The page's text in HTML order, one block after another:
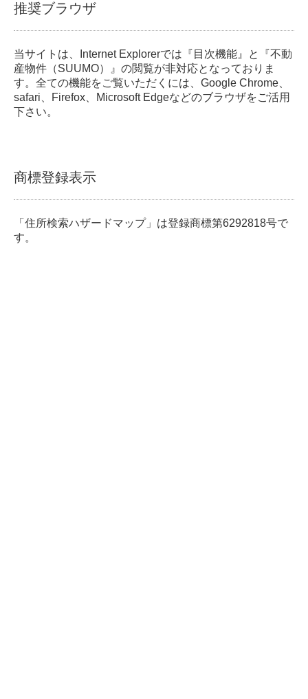
推奨ブラウザ
当サイトは、Internet Explorerでは『目次機能』と『不動
産物件（SUUMO）』の閲覧が非対応となっておりま
す。全ての機能をご覧いただくには、Google Chrome、
safari、Firefox、Microsoft Edgeなどのブラウザをご活用
下さい。
商標登録表示
「住所検索ハザードマップ」は登録商標第6292818号で
す。